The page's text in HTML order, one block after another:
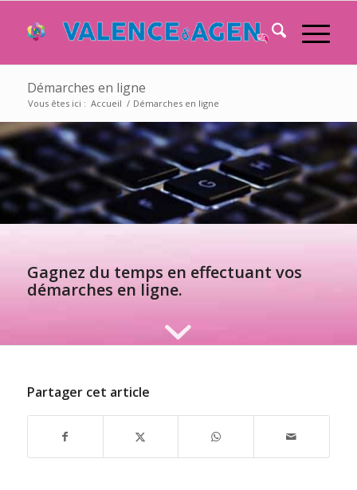
Démarches en ligne
Vous êtes ici : Accueil / Démarches en ligne
Gagnez du temps en effectuant vos
démarches en ligne.
Partager cet article